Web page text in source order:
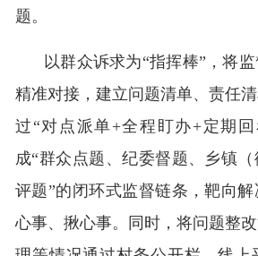
题。
以群众诉求为“指挥棒”，将
精准对接，建立问题清单、责任
过“对点派单+全程盯办+定期
成“群众点题、纪委督题、乡镇
评题”的闭环式监督链条，靶向
心事、揪心事。同时，将问题整